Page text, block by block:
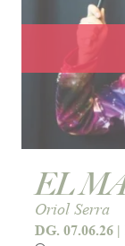
EL
Oriol Serra
DG. 07.06.26 |